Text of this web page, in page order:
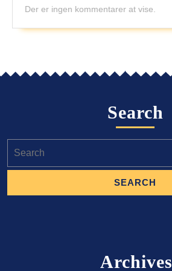
Der er ingen kommentarer at vise.
Search
for:
Archives